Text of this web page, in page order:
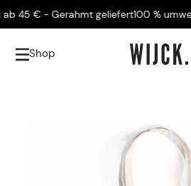
€ - Gerahmt geliefert100 %
Shop